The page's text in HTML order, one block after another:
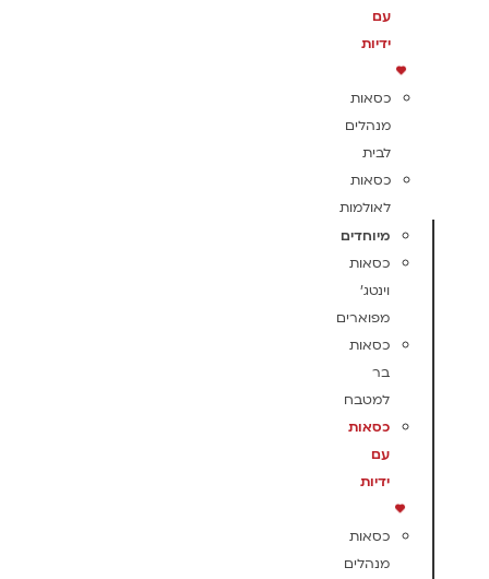
עם
ידיות
כסאות
מנהלים
לבית
כסאות
לאולמות
מיוחדים
כסאות
וינטג'
מפוארים
כסאות
בר
למטבח
כסאות
עם
ידיות
כסאות
מנהלים